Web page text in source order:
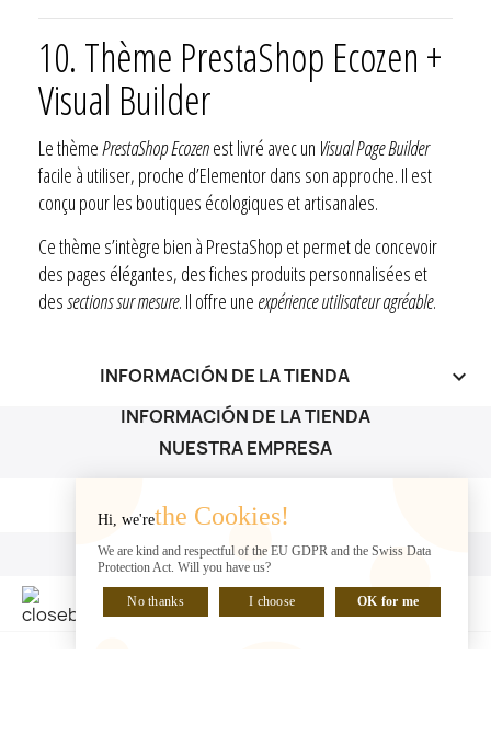
10. Thème PrestaShop Ecozen +
Visual Builder
Le thèmePrestaShop Ecozenest livré avec un Visual Page Builder
facile à utiliser, proche d’Elementor dans son approche. Il est
conçu pour les boutiques écologiques et artisanales.
Ce thème s’intègre bien à PrestaShop et permet de concevoir
des pages élégantes, des fiches produits personnalisées et
dessections sur mesure. Il offre une expérience utilisateur agréable.
INFORMACIÓN DE LA TIENDA keyboard_arrow_down
INFORMACIÓN DE LA TIENDA
NUESTRA EMPRESA
NUESTRA EMPRESA
SU CUENTA
SU CUENTA
Hi, we'rethe Cookies!
We are kind and respectful of the EU GDPR and the Swiss Data
Protection Act. Will you have us?
No thanks I choose OK for me
HABLA CON NOSOTROS